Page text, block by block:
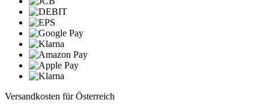
Versandkosten für Österreich